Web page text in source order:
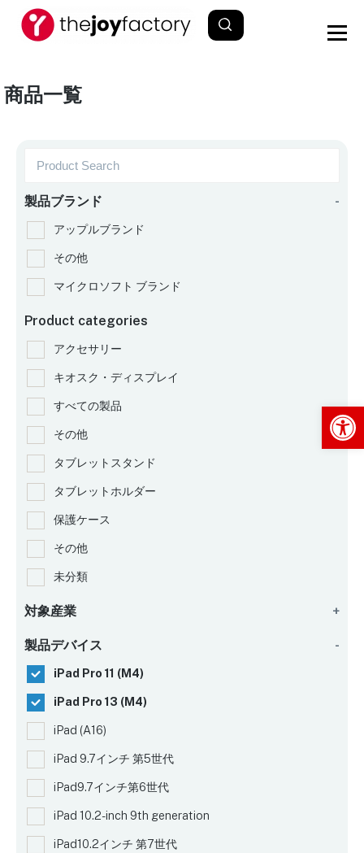
商品一覧
製品ブランド -
アップルブランド
その他
マイクロソフト ブランド
Product categories
アクセサリー
キオスク・ディスプレイ
すべての製品
その他
タブレットスタンド
タブレットホルダー
保護ケース
その他
未分類
対象産業 +
製品デバイス -
iPad Pro 11 (M4)
iPad Pro 13 (M4)
iPad (A16)
iPad 9.7インチ 第5世代
iPad9.7インチ第6世代
iPad 10.2-inch 9th generation
iPad10.2インチ 第7世代